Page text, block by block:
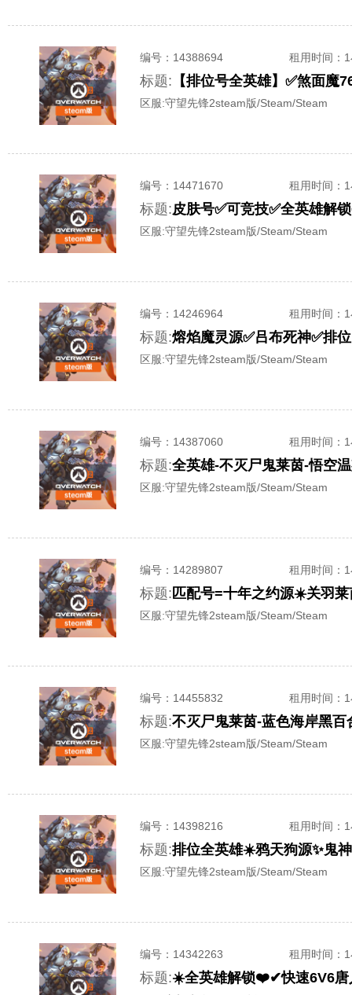
编号： 14388694 租用时间 ：
标题:
区服:守望先锋2steam版/Steam/Steam
编号： 14471670 租用时间 ：
标题:皮肤号✅可竞技✅全英雄解
区服:守望先锋2steam版/Steam/Steam
编号： 14246964 租用时间 ：
标题:
区服:守望先锋2steam版/Steam/Steam
编号： 14387060 租用时间 ：
标题:
区服:守望先锋2steam版/Steam/Steam
编号： 14289807 租用时间 ：
标题:
区服:守望先锋2steam版/Steam/Steam
编号： 14455832 租用时间 ：
标题:
区服:守望先锋2steam版/Steam/Steam
编号： 14398216 租用时间 ：
标题:排位全英雄☀️鸦天狗源✨鬼
区服:守望先锋2steam版/Steam/Steam
编号： 14342263 租用时间 ：
标题: